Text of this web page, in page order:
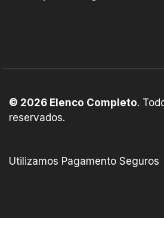
© 2026 Elenco Completo.
reservados.
Utilizamos Pagamento Seguros